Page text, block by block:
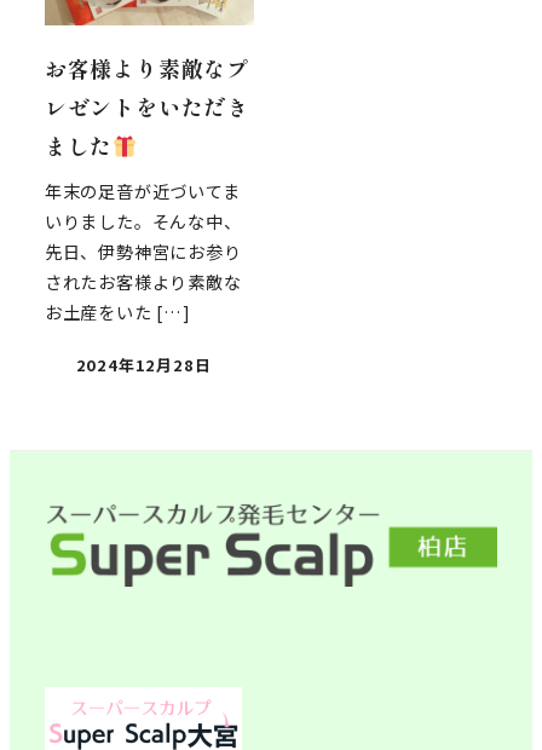
お客様より素敵なプ
レゼントをいただき
ました
年末の足音が近づいてま
いりました。そんな中、
先日、伊勢神宮にお参り
されたお客様より素敵な
お土産をいた […]
2024年12月28日